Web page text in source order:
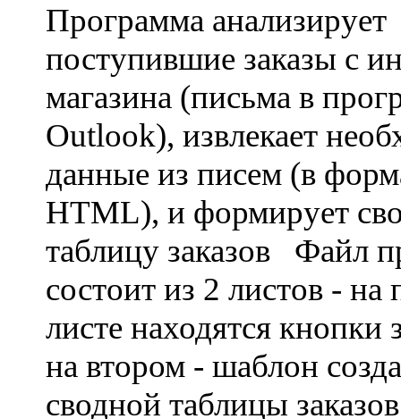
Программа анализирует
поступившие заказы с
магазина (письма в
Outlook), извлекает
данные из писем (в
HTML), и формирует
таблицу заказов Файл
состоит из 2 листов - на
листе находятся кнопки
на втором - шаблон
сводной таблицы